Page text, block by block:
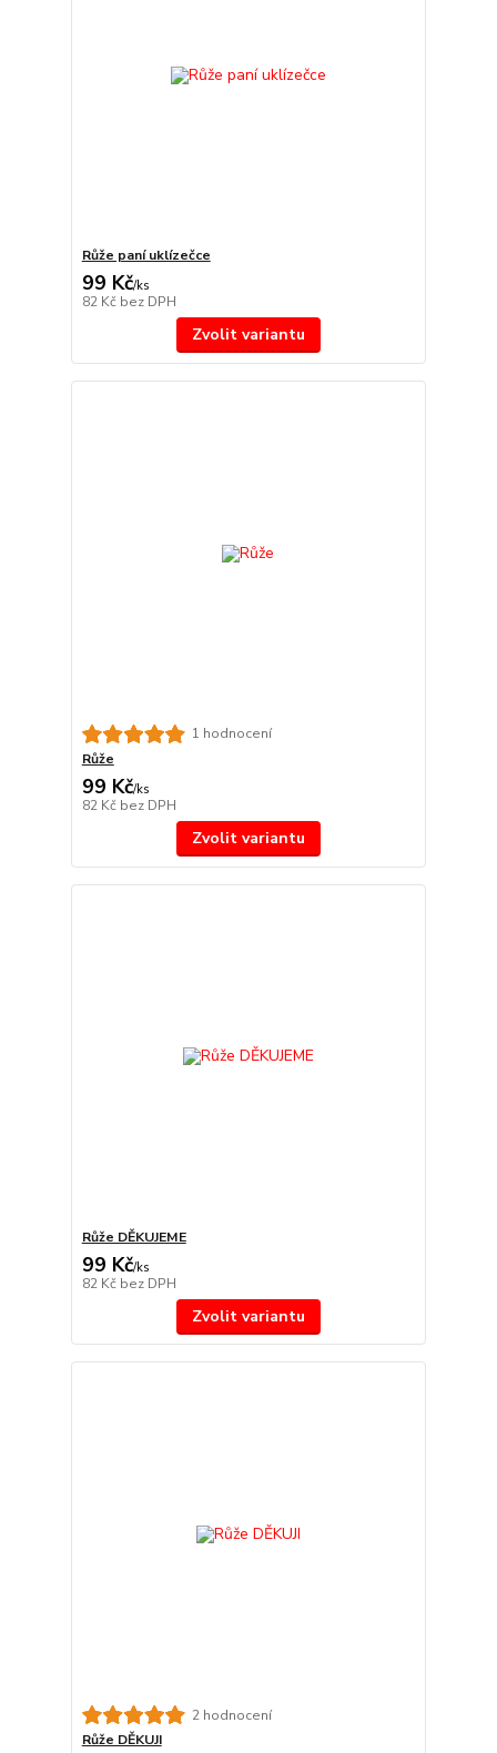
Růže paní uklízečce
99 Kč/ks
82 Kč bez DPH
Zvolit variantu
1 hodnocení
Růže
99 Kč/ks
82 Kč bez DPH
Zvolit variantu
Růže DĚKUJEME
99 Kč/ks
82 Kč bez DPH
Zvolit variantu
2 hodnocení
Růže DĚKUJI